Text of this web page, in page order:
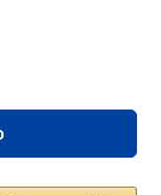
Wert